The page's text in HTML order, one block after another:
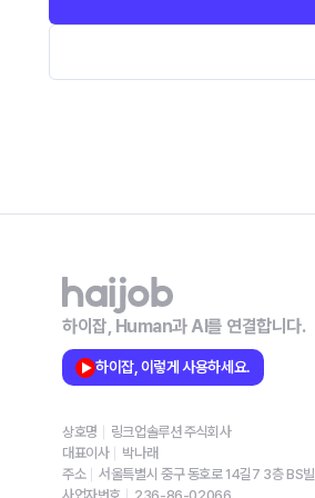
하이잡, Human과 AI를 연결합니다.
하이잡, 이렇게 사용하세요.
상호명
링크업솔루션 주식회사
대표이사
박나래
주소
서울특별시 중구 동호로 14길7 3층 BS